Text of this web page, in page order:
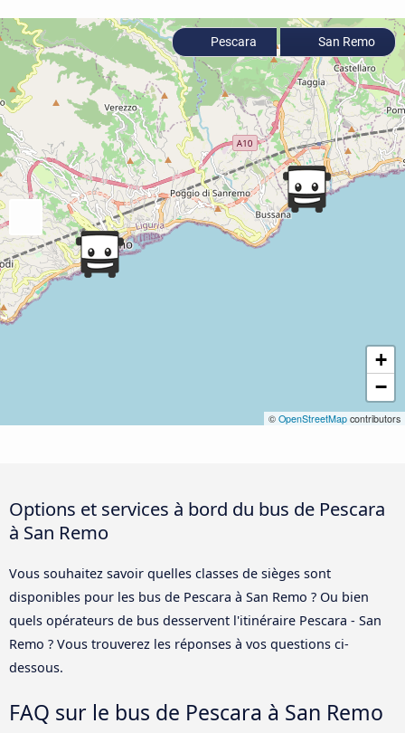
+
−
© OpenStreetMap contributors
Pescara San Remo
Options et services à bord du bus de Pescara
à San Remo
Vous souhaitez savoir quelles classes de sièges sont
disponibles pour les bus de Pescara à San Remo ? Ou bien
quels opérateurs de bus desservent l'itinéraire Pescara - San
Remo ? Vous trouverez les réponses à vos questions ci-
dessous.
FAQ sur le bus de Pescara à San Remo